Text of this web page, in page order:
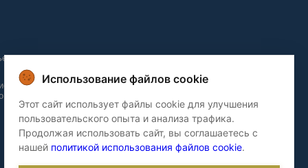
и
и
домов
Использование файлов cookie
Этот сайт использует файлы cookie для улучшения
пользовательского опыта и анализа трафика.
Продолжая использовать сайт, вы соглашаетесь с
нашей политикой использования файлов cookie.